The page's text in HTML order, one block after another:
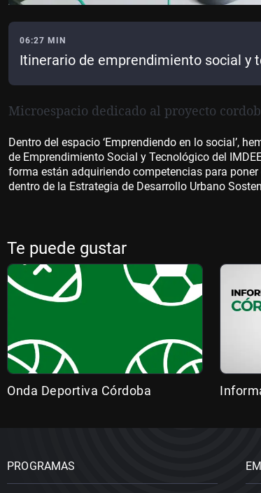
06:27 MIN
Itinerario de emprendimiento social y
Microespacio dedicado al proyecto
Dentro del espacio ‘Emprendiendo en lo social’,
de Emprendimiento Social y Tecnológico del
forma están adquiriendo competencias para
dentro de la Estrategia de Desarrollo Urbano
Te puede gustar
Onda Deportiva Córdoba
PROGRAMAS